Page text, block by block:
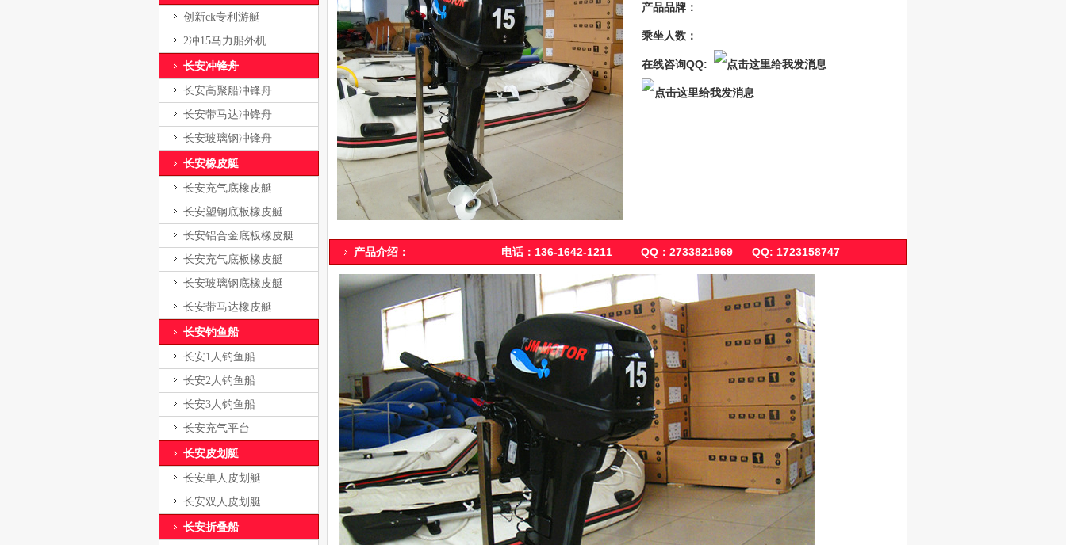
创新ck专利游艇
2冲15马力船外机
长安冲锋舟
长安高聚船冲锋舟
长安带马达冲锋舟
长安玻璃钢冲锋舟
长安橡皮艇
长安充气底橡皮艇
长安塑钢底板橡皮艇
长安铝合金底板橡皮艇
长安充气底板橡皮艇
长安玻璃钢底橡皮艇
长安带马达橡皮艇
长安钓鱼船
长安1人钓鱼船
长安2人钓鱼船
长安3人钓鱼船
长安充气平台
长安皮划艇
长安单人皮划艇
长安双人皮划艇
长安折叠船
产品品牌：
乘坐人数：
在线咨询QQ:
产品介绍： 电话：136-1642-1211 QQ：2733821969 QQ: 1723158747